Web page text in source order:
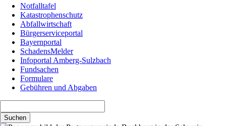
Notfalltafel
Katastrophenschutz
Abfallwirtschaft
Bürgerserviceportal
Bayernportal
SchadensMelder
Infoportal Amberg-Sulzbach
Fundsachen
Formulare
Gebühren und Abgaben
Suchen